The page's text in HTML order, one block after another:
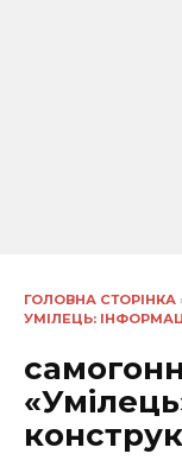
ГОЛОВНА СТОРІНКА
УМІЛЕЦЬ: